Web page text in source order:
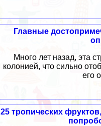
Главные
Много лет назад, эта
колонией, что сильно
его
25 тропических